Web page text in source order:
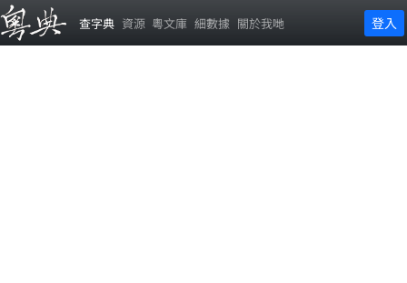
查字典 資源 粵文庫 細數據 關於我哋 登入